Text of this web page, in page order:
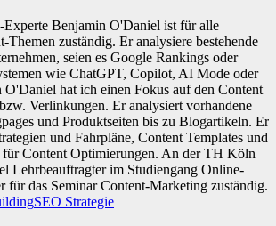
Benjamin O'Daniel ist für alle
Themen zuständig. Er analysiere bestehende
seien es Google Rankings oder
wie ChatGPT, Copilot, AI Mode oder
hat ich einen Fokus auf den Content
Verlinkungen. Er analysiert vorhandene
und Produktseiten bis zu Blogartikeln. Er
und Fahrpläne, Content Templates und
für Content Optimierungen. An der TH Köln
Lehrbeauftragter im Studiengang Online-
für das Seminar Content-Marketing zuständig.
SEO Strategie